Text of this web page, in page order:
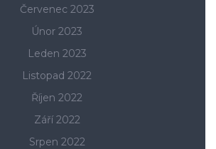
Červenec 2023
Únor 2023
Leden 2023
Listopad 2022
Říjen 2022
Září 2022
Srpen 2022